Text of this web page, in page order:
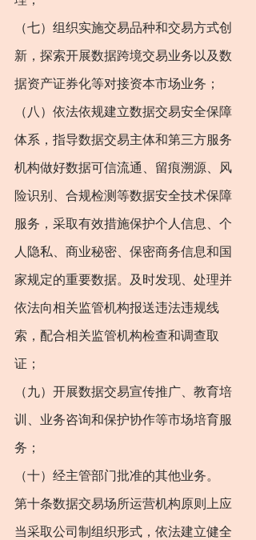
（七）组织实施交易品种和交易方式创
新，探索开展数据跨境交易业务以及数
据资产证券化等对接资本市场业务；
（八）依法依规建立数据交易安全保障
体系，指导数据交易主体和第三方服务
机构做好数据可信流通、留痕溯源、风
险识别、合规检测等数据安全技术保障
服务，采取有效措施保护个人信息、个
人隐私、商业秘密、保密商务信息和国
家规定的重要数据。及时发现、处理并
依法向相关监管机构报送违法违规线
索，配合相关监管机构检查和调查取
证；
（九）开展数据交易宣传推广、教育培
训、业务咨询和保护协作等市场培育服
务；
（十）经主管部门批准的其他业务。
第十条数据交易场所运营机构原则上应
当采取公司制组织形式，依法建立健全